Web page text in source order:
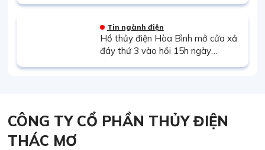
Tin ngành điện
Hồ thủy điện Hòa Bình mở cửa xả
đáy thứ 3 vào hồi 15h ngày
CÔNG TY CỔ PHẦN THỦY ĐIỆN
THÁC MƠ